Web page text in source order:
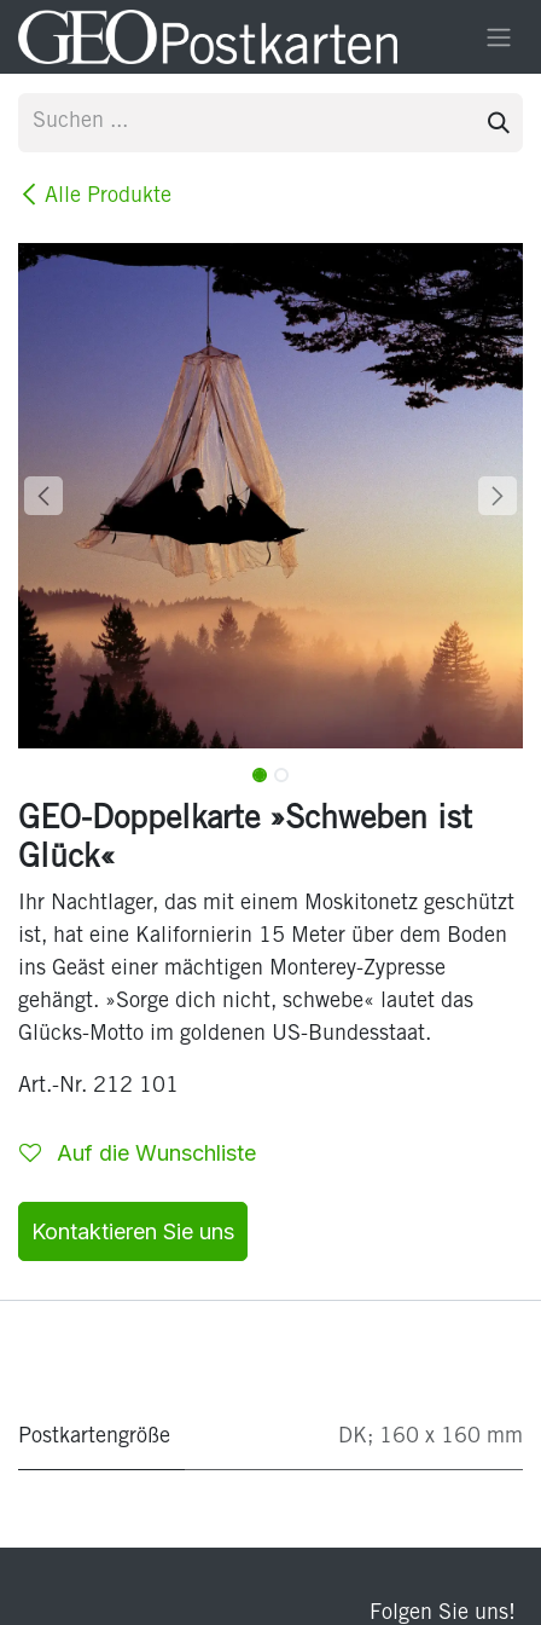
Zum Inhalt springen
Alle Produkte
GEO-Doppelkarte »Schweben ist
Glück«
Ihr Nachtlager, das mit einem Moskitonetz geschützt
ist, hat eine Kalifornierin 15 Meter über dem Boden
ins Geäst einer mächtigen Monterey-Zypresse
gehängt. »Sorge dich nicht, schwebe« lautet das
Glücks-Motto im goldenen US-Bundesstaat.
Art.-Nr. 212 101
Auf die Wunschliste
Kontaktieren Sie uns
Postkartengröße DK; 160 x 160 mm
Folgen Sie uns!